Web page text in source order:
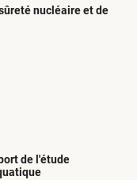
nucléaire et de
de l'étude